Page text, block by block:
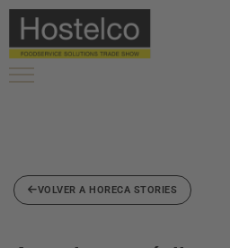
VOLVER A HORECA STORIES